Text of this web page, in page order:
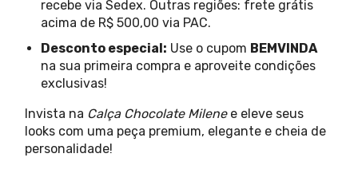
recebe via Sedex. Outras regiões: frete grátis
acima de R$ 500,00 via PAC.
Desconto especial: Use o cupom BEMVINDA
na sua primeira compra e aproveite condições
exclusivas!
Invista na Calça Chocolate Milenee eleve seus
looks com uma peça premium, elegante e cheia de
personalidade!